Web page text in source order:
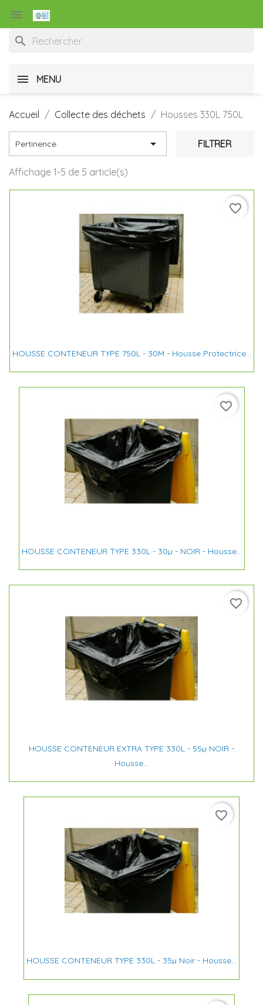

search
MENU
Accueil Collecte des déchets Housses 330L 750L
Pertinence  FILTRER
Affichage 1-5 de 5 article(s)
HOUSSE CONTENEUR TYPE 750L - 30M - Housse Protectrice...
favorite_border
HOUSSE CONTENEUR TYPE 330L - 30µ - NOIR - Housse...
favorite_border
HOUSSE CONTENEUR EXTRA TYPE 330L - 55µ NOIR -
Housse...
favorite_border
HOUSSE CONTENEUR TYPE 330L - 35µ Noir - Housse...
favorite_border